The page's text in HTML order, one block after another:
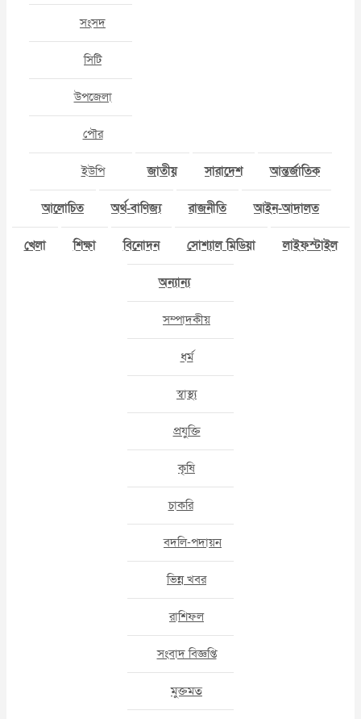
সংসদ
সিটি
উপজেলা
পৌর
ইউপি জাতীয় সারাদেশ আন্তর্জাতিক
আলোচিত অর্থ-বাণিজ্য রাজনীতি আইন-আদালত
খেলা শিক্ষা বিনোদন সোশ্যাল মিডিয়া লাইফস্টাইল
অন্যান্য
সম্পাদকীয়
ধর্ম
স্বাস্থ্য
প্রযুক্তি
কৃষি
চাকরি
বদলি-পদায়ন
ভিন্ন খবর
রাশিফল
সংবাদ বিজ্ঞপ্তি
মুক্তমত